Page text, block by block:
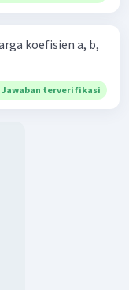
koefisien a, b,
Jawaban terverifikasi